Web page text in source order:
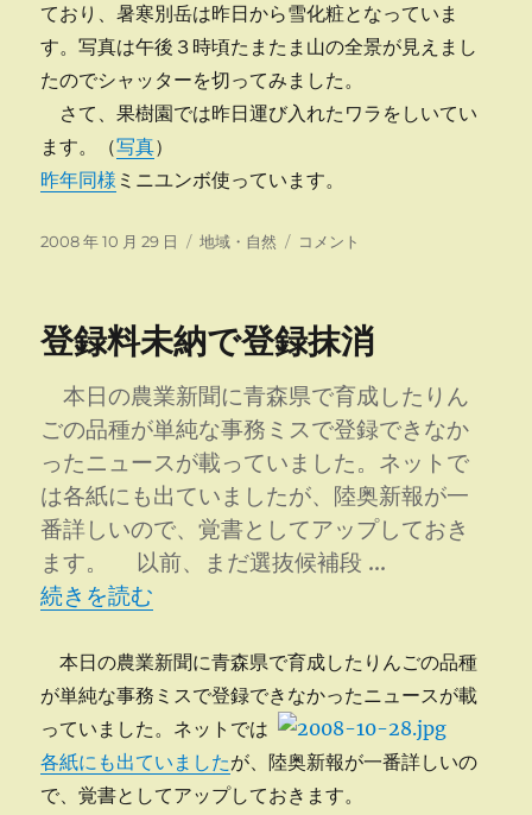
ており、暑寒別岳は昨日から雪化粧となっていま
す。写真は午後３時頃たまたま山の全景が見えまし
たのでシャッターを切ってみました。
さて、果樹園では昨日運び入れたワラをしいてい
ます。（写真）
昨年同様 ミニユンボ使っています。
投
2008 年 10 月 29 日
カ
ー
地域・自然
ワ
て
ま
に
コメント
登録料未納で登録抹消
本日の農業新聞に青森県で育成したりん
ごの品種が単純な事務ミスで登録できなか
ったニュースが載っていました。ネットで
は各紙にも出ていましたが、陸奥新報が一
番詳しいので、覚書としてアップしておき
ます。 以前、まだ選抜候補段 …
“登録料未納で登録抹消” の
続きを読む
本日の農業新聞に青森県で育成したりんごの品種
が単純な事務ミスで登録できなかったニュースが載
っていました。 ネットでは
各紙にも出ていましたが、陸奥新報が一番詳しいの
で、覚書としてアップしておきます。